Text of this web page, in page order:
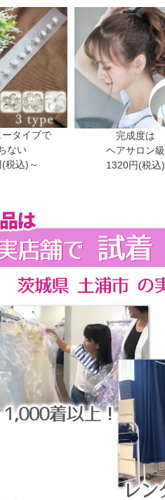
ータイプで
ない
税込)～
完成度は
ヘアサロン級
1320円(税込)